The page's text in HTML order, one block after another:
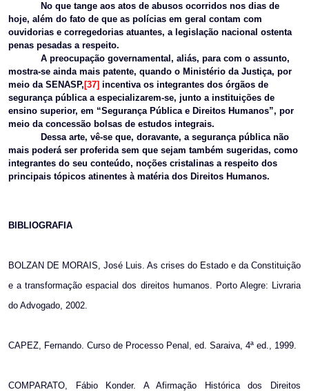
No que tange aos atos de abusos ocorridos nos dias de
hoje, além do fato de que as polícias em geral contam com
ouvidorias e corregedorias atuantes, a legislação nacional ostenta
penas pesadas a respeito.
A preocupação governamental, aliás, para com o assunto,
mostra-se ainda mais patente, quando o Ministério da Justiça, por
meio da SENASP, [37] incentiva os integrantes dos órgãos de
segurança pública a especializarem-se, junto a instituições de
ensino superior, em “Segurança Pública e Direitos Humanos”, por
meio da concessão bolsas de estudos integrais.
Dessa arte, vê-se que, doravante, a segurança pública não
mais poderá ser proferida sem que sejam também sugeridas, como
integrantes do seu conteúdo, noções cristalinas a respeito dos
principais tópicos atinentes à matéria dos Direitos Humanos.
BIBLIOGRAFIA
BOLZAN DE MORAIS, José Luis. As crises do Estado e da Constituição
e a transformação espacial dos direitos humanos. Porto Alegre: Livraria
do Advogado, 2002.
CAPEZ, Fernando. Curso de Processo Penal, ed. Saraiva, 4ª ed., 1999.
COMPARATO, Fábio Konder. A Afirmação Histórica dos Direitos